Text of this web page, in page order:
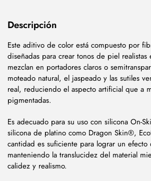
Descripción
Este aditivo de color está compuesto por
diseñadas para crear tonos de piel
mezclan en portadores claros o
moteado natural, el jaspeado y las sutiles
real, reduciendo el aspecto artificial que a
pigmentadas.
Es adecuado para su uso con silicona On-
silicona de platino como Dragon Skin®,
cantidad es suficiente para lograr un
manteniendo la translucidez del material
calidez y realismo.